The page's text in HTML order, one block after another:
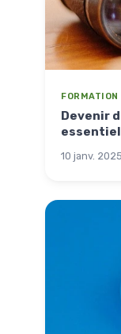
FORMATION
Devenir
10 janv.